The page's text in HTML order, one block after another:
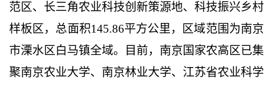
范区、长三角农业科技创新策源地、科技振兴乡村
样板区，总面积145.86平方公里，区域范围为南京
市溧水区白马镇全域。目前，南京国家农高区已集
聚南京农业大学、南京林业大学、江苏省农业科学